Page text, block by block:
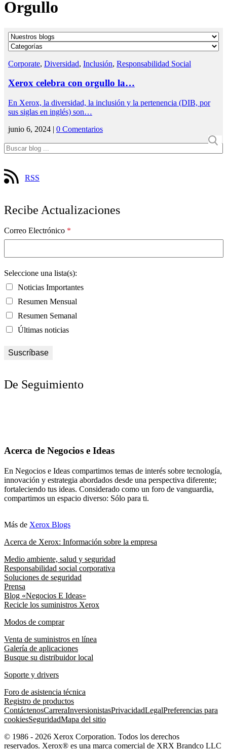
Orgullo
Corporate, Diversidad, Inclusión, Responsabilidad Social
Xerox celebra con orgullo la…
En Xerox, la diversidad, la inclusión y la pertenencia (DIB, por
sus siglas en inglés) son…
junio 6, 2024 | 0 Comentarios
RSS
Recibe Actualizaciones
Correo Electrónico *
Seleccione una lista(s):
Noticias Importantes
Resumen Mensual
Resumen Semanal
Últimas noticias
De Seguimiento
Acerca de Negocios e Ideas
En Negocios e Ideas compartimos temas de interés sobre tecnología,
innovación y estrategia abordados desde una perspectiva diferente;
fortaleciendo tus ideas. Considerado como un foro de vanguardia,
compartimos un espacio diverso: Sólo para ti.
Más de Xerox Blogs
Acerca de Xerox: Información sobre la empresa
Medio ambiente, salud y seguridad
Responsabilidad social corporativa
Soluciones de seguridad
Prensa
Blog «Negocios E Ideas»
Recicle los suministros Xerox
Modos de comprar
Venta de suministros en línea
Galería de aplicaciones
Busque su distribuidor local
Soporte y drivers
Foro de asistencia técnica
Registro de productos
ContáctenosCarreraInversionistasPrivacidadLegalPreferencias para
cookiesSeguridadMapa del sitio
© 1986 - 2026 Xerox Corporation. Todos los derechos
reservados. Xerox® es una marca comercial de XRX Brandco LLC